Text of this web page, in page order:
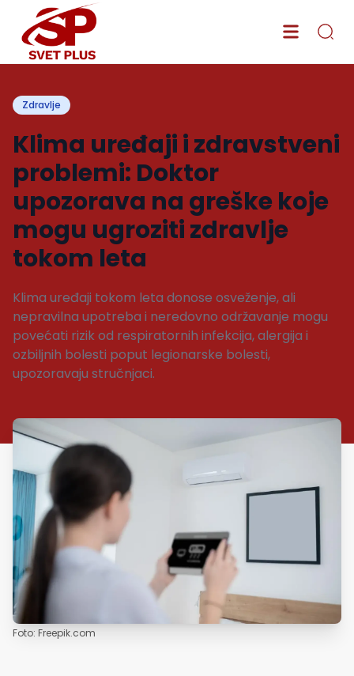
Zdravlje
Klima uređaji i zdravstveni
problemi: Doktor
upozorava na greške koje
mogu ugroziti zdravlje
tokom leta
Klima uređaji tokom leta donose osveženje, ali
nepravilna upotreba i neredovno održavanje mogu
povećati rizik od respiratornih infekcija, alergija i
ozbiljnih bolesti poput legionarske bolesti,
upozoravaju stručnjaci.
Foto: Freepik.com